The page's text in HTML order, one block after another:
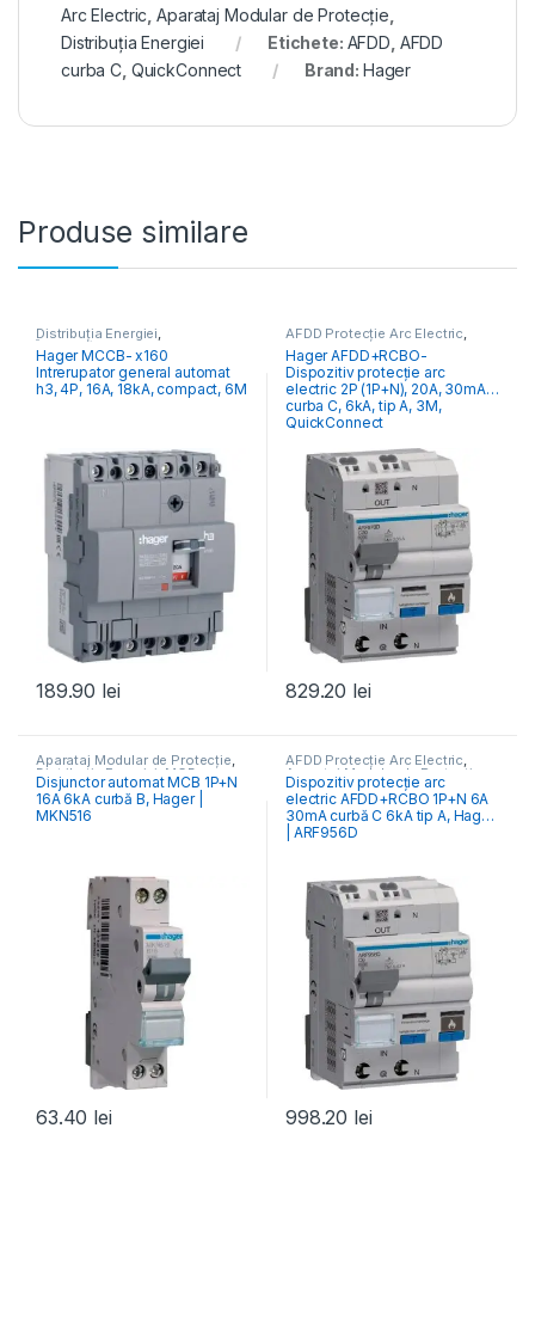
Arc Electric ,Aparataj Modular de Protecție
Distribuția Energiei
Etichete: AFDD AFDD
curba C QuickConnect Brand: Hager
Produse similare
Distribuția Energiei,
Întrerupătoare Generale
Hager MCCB- x160
Intrerupator general automat
h3, 4P, 16A, 18kA, compact, 6M
189.90 lei
AFDD Protecție Arc Electric,
Aparataj Modular de Protecție
Distribuția Energiei
Hager AFDD+RCBO-
Dispozitiv protecție arc
electric 2P (1P+N), 20A, 30mA,
curba C, 6kA, tip A, 3M,
QuickConnect
829.20 lei
Aparataj Modular de Protecție,
Distribuția Energiei , MCB
Întrerupătoare Automate
Disjunctor automat MCB 1P+N
16A 6kA curbă B, Hager |
MKN516
63.40 lei
AFDD Protecție Arc Electric,
Aparataj Modular de Protecție
Distribuția Energiei
Dispozitiv protecție arc
electric AFDD+RCBO 1P+N 6A
30mA curbă C 6kA tip A, Hager
| ARF956D
998.20 lei